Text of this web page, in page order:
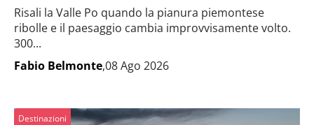
Risali la Valle Po quando la pianura piemontese
ribolle e il paesaggio cambia improvvisamente volto.
300...
Fabio Belmonte,08 Ago 2026
Destinazioni